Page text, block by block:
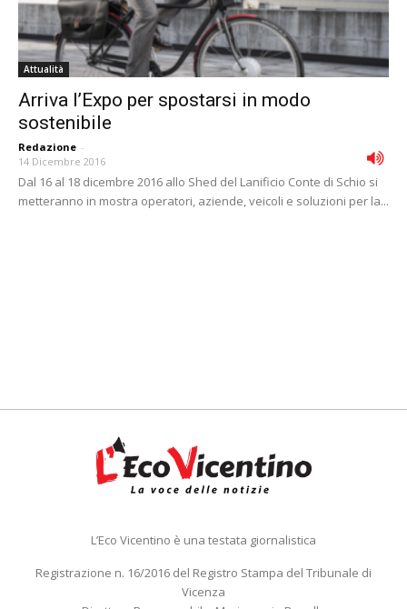
Attualità
Arriva l’Expo per spostarsi in modo
sostenibile
Redazione -
14 Dicembre 2016
Dal 16 al 18 dicembre 2016 allo Shed del Lanificio Conte di Schio si
metteranno in mostra operatori, aziende, veicoli e soluzioni per la...
L’Eco Vicentino è una testata giornalistica
Registrazione n. 16/2016 del Registro Stampa del Tribunale di
Vicenza